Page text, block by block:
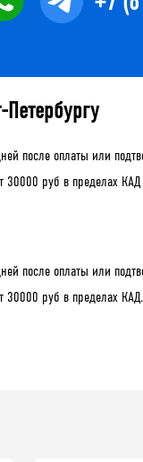
после оплаты или
30000 руб в пределах КАД
после оплаты или
30000 руб в пределах